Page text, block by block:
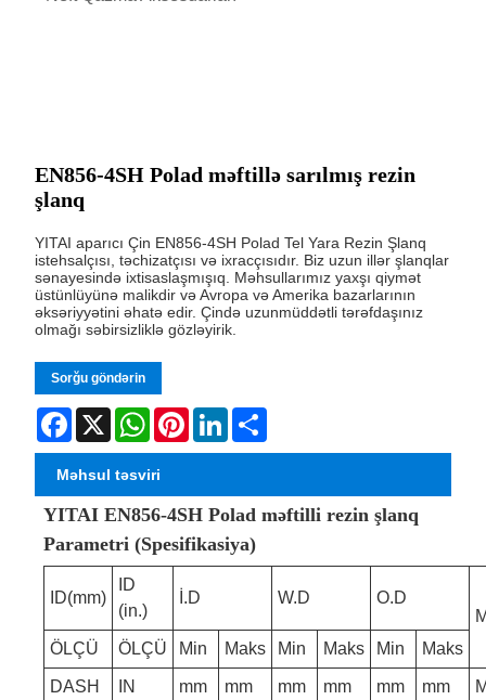
EN856-4SH Polad məftillə sarılmış rezin
şlanq
YITAI aparıcı Çin EN856-4SH Polad Tel Yara Rezin Şlanq
istehsalçısı, təchizatçısı və ixracçısıdır. Biz uzun illər şlanqlar
sənayesində ixtisaslaşmışıq. Məhsullarımız yaxşı qiymət
üstünlüyünə malikdir və Avropa və Amerika bazarlarının
əksəriyyətini əhatə edir. Çində uzunmüddətli tərəfdaşınız
olmağı səbirsizliklə gözləyirik.
Sorğu göndərin
Facebook
X WhatsAppPinterestLinkedIn
Məhsul təsviri
YITAI EN856-4SH Polad məftilli rezin şlanq
Parametri (Spesifikasiya)
ID(mm)
ID
(in.)
İ.D W.D
O.D
ÖLÇÜ
ÖLÇÜ Min Maks Min Maks Min Maks
DASH IN mm mm mm mm mm mm